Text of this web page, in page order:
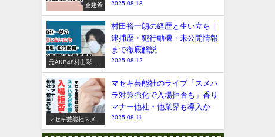
金建希 2025.08.13
元AKB48村山彩希
脅迫事件
村田裕一朗の経歴と生い立ち｜
逮捕歴・犯行動機・未公開情報
まで徹底解説
2025.08.12
マセキ芸能社スメハ
ラ
マセキ芸能社のライブ「スメハ
ラ対策強化で入場拒否も」香り
マナー他社・他業界も導入か
2025.08.11